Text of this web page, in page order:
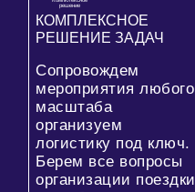
КОМПЛЕКСНОЕ
РЕШЕНИЕ ЗАДАЧ
Сопровождем
мероприятия любого
масштаба
организуем
логистику под ключ.
Берем все вопросы
организации поездки